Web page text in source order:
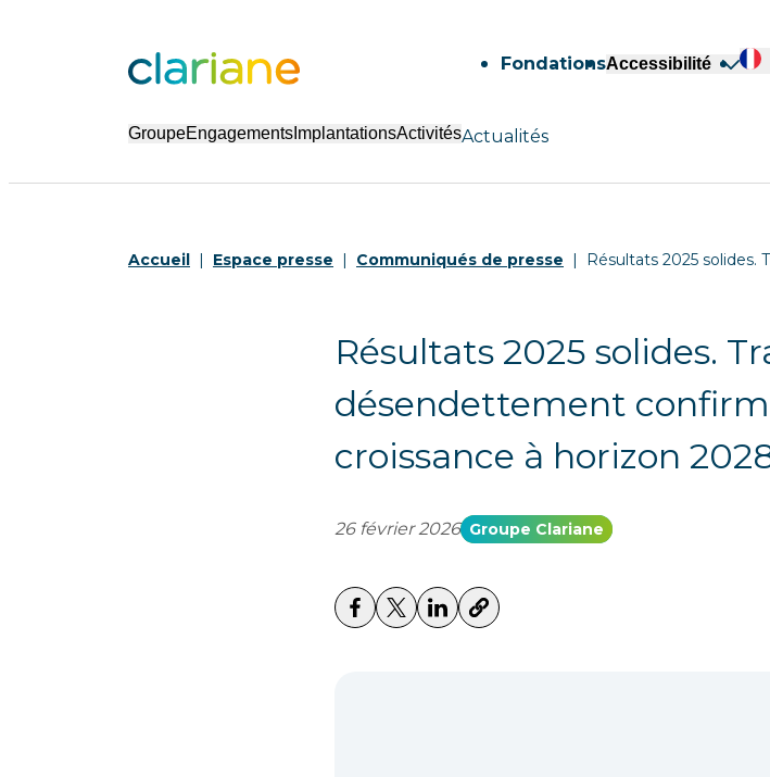
FondationsAccessibilité
GroupeEngagements ImplantationsActivitésActualités
Accueil Espace presse Communiqués de presse Résultats 2025
Résultats 2025 solides.
désendettement
croissance à horizon
26 février 2026 Groupe Clariane